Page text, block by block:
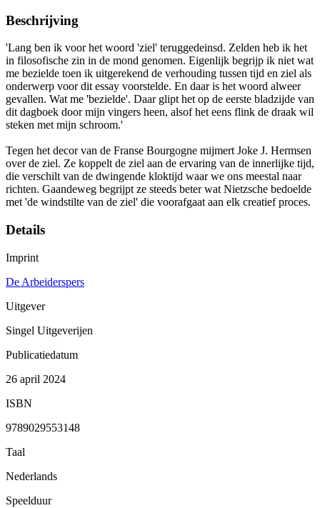
Beschrijving
'Lang ben ik voor het woord 'ziel' teruggedeinsd. Zelden heb ik het
in filosofische zin in de mond genomen. Eigenlijk begrijp ik niet wat
me bezielde toen ik uitgerekend de verhouding tussen tijd en ziel als
onderwerp voor dit essay voorstelde. En daar is het woord alweer
gevallen. Wat me 'bezielde'. Daar glipt het op de eerste bladzijde van
dit dagboek door mijn vingers heen, alsof het eens flink de draak wil
steken met mijn schroom.'
Tegen het decor van de Franse Bourgogne mijmert Joke J. Hermsen
over de ziel. Ze koppelt de ziel aan de ervaring van de innerlijke tijd,
die verschilt van de dwingende kloktijd waar we ons meestal naar
richten. Gaandeweg begrijpt ze steeds beter wat Nietzsche bedoelde
met 'de windstilte van de ziel' die voorafgaat aan elk creatief proces.
Details
Imprint
De Arbeiderspers
Uitgever
Singel Uitgeverijen
Publicatiedatum
26 april 2024
ISBN
9789029553148
Taal
Nederlands
Speelduur